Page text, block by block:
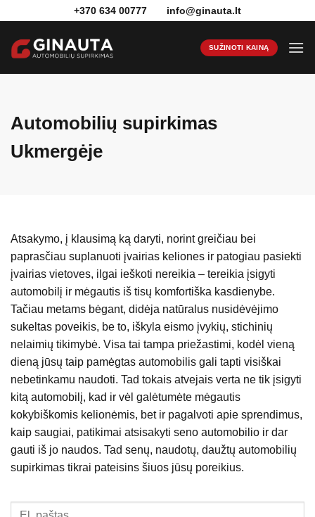
content
+370 634 00777 info@ginauta.lt
SUŽINOTI KAINĄ
Automobilių supirkimas
Ukmergėje
Atsakymo, į klausimą ką daryti, norint greičiau bei
paprasčiau suplanuoti įvairias keliones ir patogiau pasiekti
įvairias vietoves, ilgai ieškoti nereikia – tereikia įsigyti
automobilį ir mėgautis iš tisų komfortiška kasdienybe.
Tačiau metams bėgant, didėja natūralus nusidėvėjimo
sukeltas poveikis, be to, iškyla eismo įvykių, stichinių
nelaimių tikimybė. Visa tai tampa priežastimi, kodėl vieną
dieną jūsų taip pamėgtas automobilis gali tapti visiškai
nebetinkamu naudoti. Tad tokais atvejais verta ne tik įsigyti
kitą automobilį, kad ir vėl galėtumėte mėgautis
kokybiškomis kelionėmis, bet ir pagalvoti apie sprendimus,
kaip saugiai, patikimai atsisakyti seno automobilio ir dar
gauti iš jo naudos. Tad senų, naudotų, daužtų automobilių
supirkimas tikrai pateisins šiuos jūsų poreikius.